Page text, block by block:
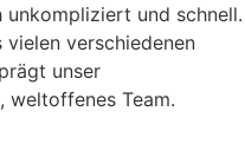
und schnell.
verschiedenen
unser
weltoffenes Team.